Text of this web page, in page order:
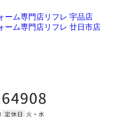
ーム専門店リフレ 宇品店
ーム専門店リフレ 廿日市店